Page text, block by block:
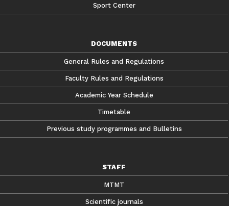
Sport Center
DOCUMENTS
General Rules and Regulations
Faculty Rules and Regulations
Academic Year Schedule
Timetable
Previous study programmes and Bulletins
STAFF
MTMT
Scientific journals